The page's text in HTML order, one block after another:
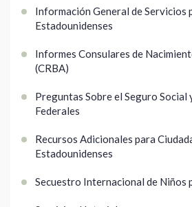
Información General de Servicios
Estadounidenses
Informes Consulares de
(CRBA)
Preguntas Sobre el Seguro Social
Federales
Recursos Adicionales para
Estadounidenses
Secuestro Internacional de Niños